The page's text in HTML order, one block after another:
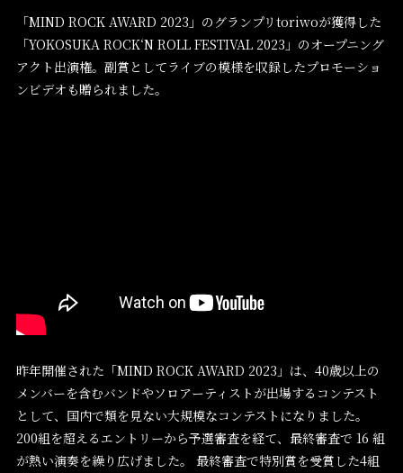
「MIND ROCK AWARD 2023」のグランプリtoriwoが獲得した
「YOKOSUKA ROCK‘N ROLL FESTIVAL 2023」のオープニング
アクト出演権。副賞としてライブの模様を収録したプロモーショ
ンビデオも贈られました。
昨年開催された「MIND ROCK AWARD 2023」は、40歳以上の
メンバーを含むバンドやソロアーティストが出場するコンテスト
として、国内で類を見ない大規模なコンテストになりました。
200組を超えるエントリーから予選審査を経て、最終審査で 16 組
が熱い演奏を繰り広げました。 最終審査で特別賞を受賞した4組